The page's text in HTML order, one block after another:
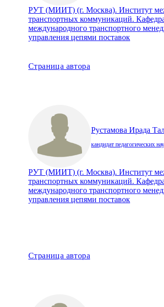
РУТ (МИИТ) (г. Москва). Институт
транспортных коммуникаций.
международного транспортного
управления цепями поставок
Страница автора
Рустамова Ирада
кандидат педагогических
РУТ (МИИТ) (г. Москва). Институт
транспортных коммуникаций.
международного транспортного
управления цепями поставок
Страница автора